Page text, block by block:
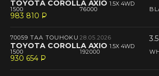
TOYOTA COROLLA AXIO 1.5X 4WD
1500 76000
983 810 P
--
70059 TAA TOUHOKU 28.05.2026 3.5
TOYOTA COROLLA AXIO 1.5X 4WD
1500 192000
930 654 P
--